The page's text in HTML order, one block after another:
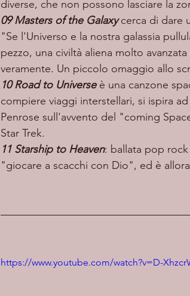
diverse, che non possono lasciare la
09 Masters of the Galaxy cerca di dare
"Se l'Universo e la nostra galassia
pezzo, una civiltà aliena molto
veramente. Un piccolo omaggio allo
10 Road to Universe è una canzone
compiere viaggi interstellari, si ispira
Penrose sull'avvento del "coming
Star Trek.
11 Starship to Heaven: ballata pop
"giocare a scacchi con Dio", ed è
https://www.youtube.com/watch?v=D-